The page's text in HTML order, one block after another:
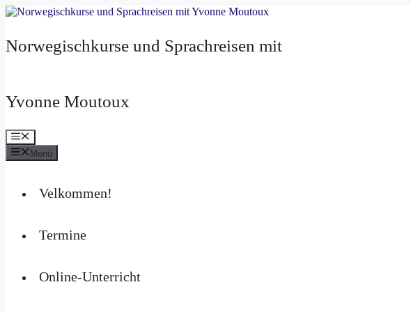
Zum
Norwegischkurse und Sprachreisen mit
Yvonne Moutoux
Menü
Menü
Velkommen!
Termine
Online-Unterricht